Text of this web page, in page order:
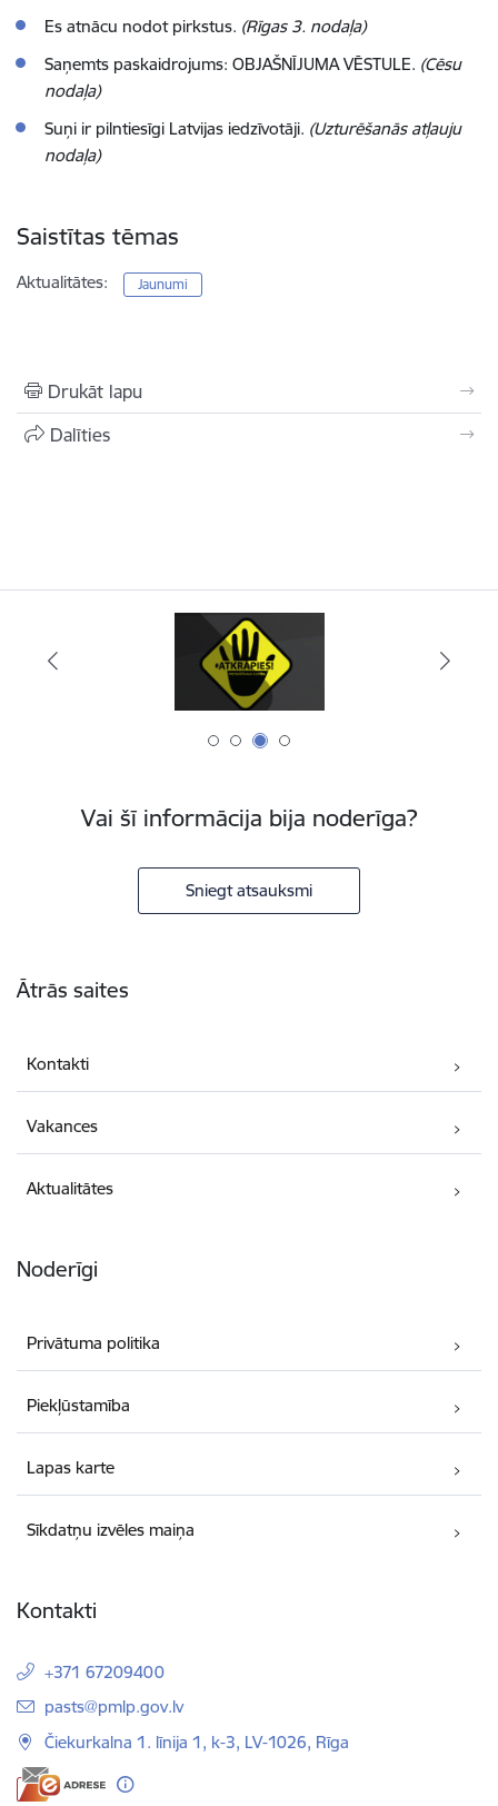
Es atnācu nodot pirkstus. (Rīgas 3. nodaļa)
Saņemts paskaidrojums: OBJAŠNĪJUMA VĒSTULE. (Cēsu
nodaļa)
Suņi ir pilntiesīgi Latvijas iedzīvotāji. (Uzturēšanās atļauju
nodaļa)
Saistītas tēmas
Aktualitātes: Jaunumi
Drukāt lapu
Dalīties
Vai šī informācija bija noderīga?
Sniegt atsauksmi
Ātrās saites
Kontakti
Vakances
Aktualitātes
Noderīgi
Privātuma politika
Piekļūstamība
Lapas karte
Sīkdatņu izvēles maiņa
Kontakti
+371 67209400
E-pasts:
pasts@pmlp.gov.lv
Čiekurkalna 1. līnija 1, k-3, LV-1026, Rīga